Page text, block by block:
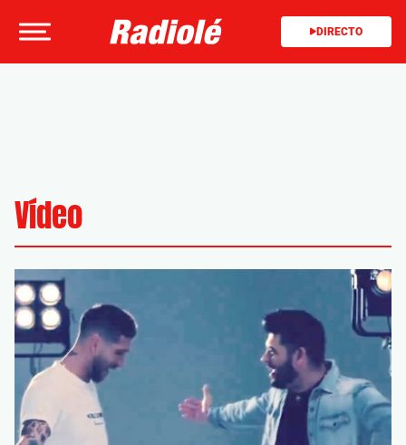
DIRECTO
Vídeo